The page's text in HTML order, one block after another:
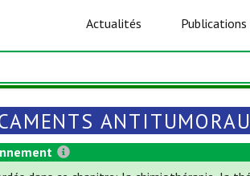
Actualités Publications